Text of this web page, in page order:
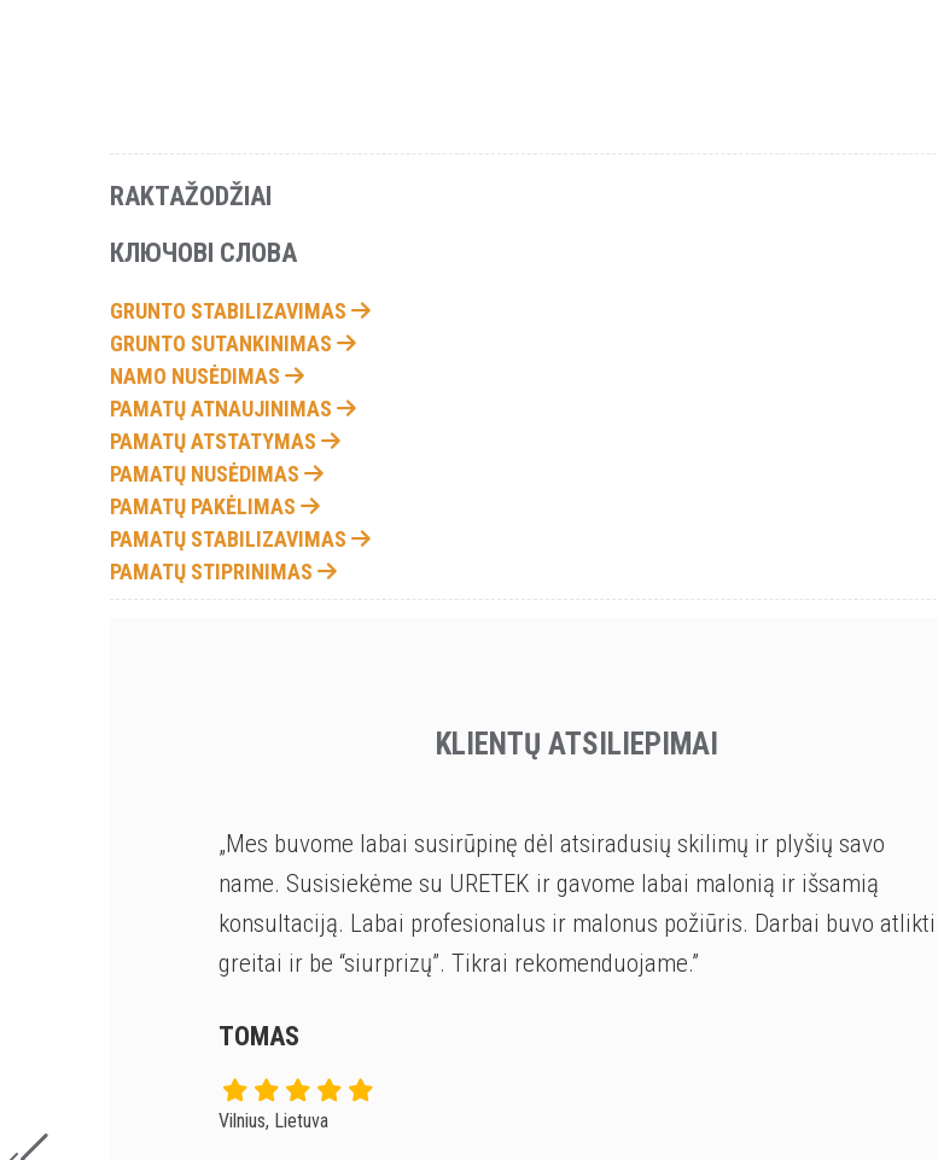
RAKTAŽODŽIAI
КЛЮЧОВІ СЛОВА
GRUNTO STABILIZAVIMAS
GRUNTO SUTANKINIMAS
NAMO NUSĖDIMAS
PAMATŲ ATNAUJINIMAS
PAMATŲ ATSTATYMAS
PAMATŲ NUSĖDIMAS
PAMATŲ PAKĖLIMAS
PAMATŲ STABILIZAVIMAS
PAMATŲ STIPRINIMAS
KLIENTŲ ATSILIEPIMAI
„Mes buvome labai susirūpinę dėl atsiradusių skilimų ir plyšių savo
name. Susisiekėme su URETEK ir gavome labai malonią ir išsamią
konsultaciją. Labai profesionalus ir malonus požiūris. Darbai buvo atlikti
greitai ir be “siurprizų”. Tikrai rekomenduojame.”
TOMAS
Vilnius, Lietuva